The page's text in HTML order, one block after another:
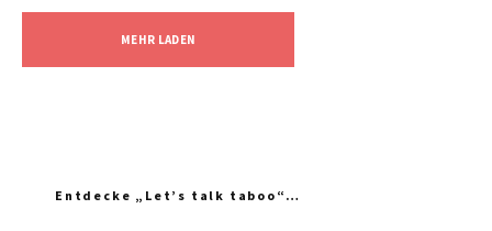
MEHR LADEN
Entdecke „Let’s talk taboo“…